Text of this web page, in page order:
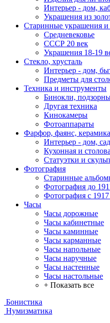
Интерьер - дом,
Украшения из
Старинные украшения и
Средневековье
СССР 20 век
Украшения 18-19
Стекло, хрусталь
Интерьер - дом,
Предметы для
Техника и инструменты
Бинокли,
Другая техника
Кинокамеры
Фотоаппараты
Фарфор, фаянс, керамика
Интерьер - дом,
Кухонная и
Статуэтки и
Фотография
Старинные
Фотография до
Фотография с
Часы
Часы дорожные
Часы кабинетные
Часы каминные
Часы карманные
Часы напольные
Часы наручные
Часы настенные
Часы настольные
+ Показать все
Бонистика
Нумизматика